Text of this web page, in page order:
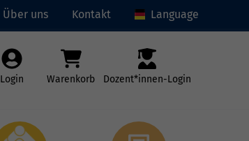
Über uns Kontakt Language
Login Warenkorb Dozent*innen-Login